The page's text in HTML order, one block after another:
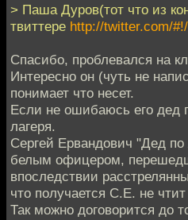
> Паша Дуров(тот что из
твиттере http://twitter.com/
Спасибо, проблевался на
Интересно он (чуть не
понимает что несет.
Если не ошибаюсь его дед
лагеря.
Сергей Ервандович "Дед
белым офицером,
впоследствии
что получается С.Е. не
Так можно договорится до